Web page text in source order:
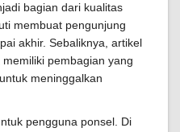
bagian dari kualitas
membuat pengunjung
akhir. Sebaliknya, artikel
pembagian yang
meninggalkan
pengguna ponsel. Di